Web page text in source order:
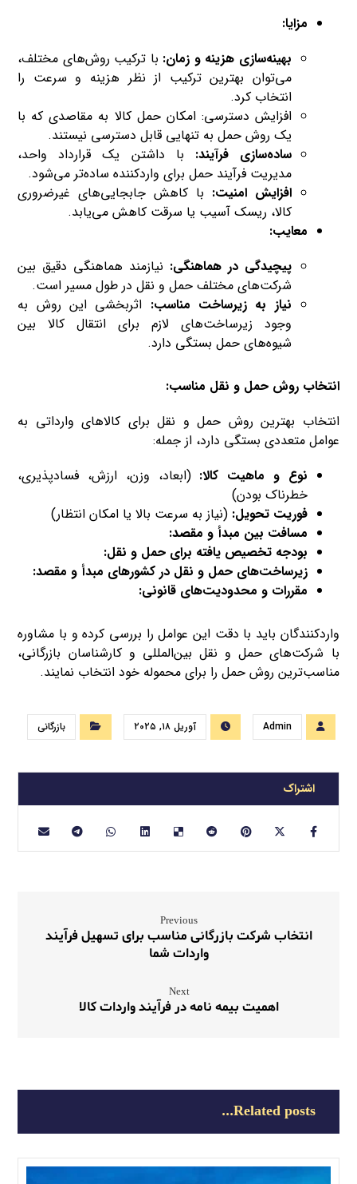
مزایا:
بهینه‌سازی هزینه و زمان: با ترکیب روش‌های مختلف،
می‌توان بهترین ترکیب از نظر هزینه و سرعت را
انتخاب کرد.
افزایش دسترسی: امکان حمل کالا به مقاصدی که با
یک روش حمل به تنهایی قابل دسترسی نیستند.
ساده‌سازی فرآیند: با داشتن یک قرارداد واحد،
مدیریت فرآیند حمل برای واردکننده ساده‌تر می‌شود.
افزایش امنیت: با کاهش جابجایی‌های غیرضروری
کالا، ریسک آسیب یا سرقت کاهش می‌یابد.
معایب:
پیچیدگی در هماهنگی: نیازمند هماهنگی دقیق بین
شرکت‌های مختلف حمل و نقل در طول مسیر است.
نیاز به زیرساخت مناسب: اثربخشی این روش به
وجود زیرساخت‌های لازم برای انتقال کالا بین
شیوه‌های حمل بستگی دارد.
انتخاب روش حمل و نقل مناسب:
انتخاب بهترین روش حمل و نقل برای کالاهای وارداتی به
عوامل متعددی بستگی دارد، از جمله:
نوع و ماهیت کالا: (ابعاد، وزن، ارزش، فسادپذیری،
خطرناک بودن)
فوریت تحویل: (نیاز به سرعت بالا یا امکان انتظار)
مسافت بین مبدأ و مقصد:
بودجه تخصیص یافته برای حمل و نقل:
زیرساخت‌های حمل و نقل در کشورهای مبدأ و مقصد:
مقررات و محدودیت‌های قانونی:
واردکنندگان باید با دقت این عوامل را بررسی کرده و با مشاوره
با شرکت‌های حمل و نقل بین‌المللی و کارشناسان بازرگانی،
مناسب‌ترین روش حمل را برای محموله خود انتخاب نمایند.
Admin آوریل ۱۸, ۲۰۲۵ بازرگانی
Previous
انتخاب شرکت بازرگانی مناسب برای تسهیل فرآیند
واردات شما
Next
اهمیت بیمه نامه در فرآیند واردات کالا
Related posts...